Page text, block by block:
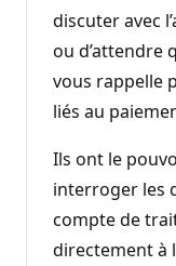
discuter avec
ou d’attendre
vous rappelle
liés au
Ils ont le
interroger les
compte de
directement à